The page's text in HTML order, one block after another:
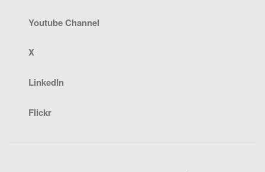
Youtube Channel
X
LinkedIn
Flickr